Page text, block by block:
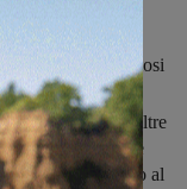
al 21'
riuscita a
davvero pericolosi
numerica per oltre
in formazione
la sua porta fino al